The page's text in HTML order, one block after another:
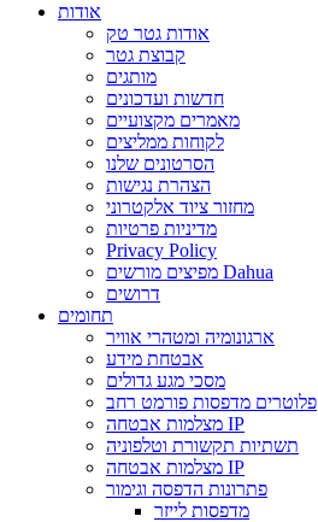
אודות
אודות גטר טק
קבוצת גטר
מותגים
חדשות ועדכונים
מאמרים מקצועיים
לקוחות ממליצים
הסרטונים שלנו
הצהרת נגישות
מחזור ציוד אלקטרוני
מדיניות פרטיות
Privacy Policy
מפיצים מורשים Dahua
דרושים
תחומים
ארגונומיה ומטהרי אוויר
אבטחת מידע
מסכי מגע גדולים
פלוטרים מדפסות פורמט רחב
מצלמות אבטחה IP
תשתיות תקשורת וטלפוניה
מצלמות אבטחה IP
פתרונות הדפסה וגימור
מדפסות לייזר